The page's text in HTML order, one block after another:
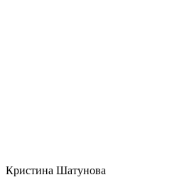
Кристина Шатунова